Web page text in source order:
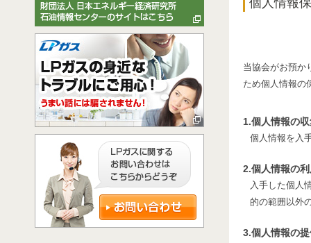
個人情報
当協会がお預か
ため個人情報の
1.個人情報の
個人情報を入
2.個人情報の
入手した個人
的の範囲以外
3.個人情報の